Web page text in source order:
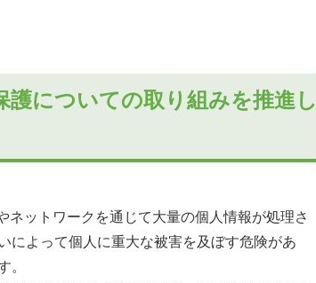
護についての取り組みを推進し
ットワークを通じて大量の個人情報が処理さ
によって個人に重大な被害を及ぼす危険があ
。